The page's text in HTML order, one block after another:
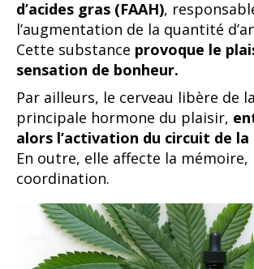
d’acides gras (FAAH),
l’augmentation de la quantité
Cette substance provoque le
sensation de bonheur.
Par ailleurs, le cerveau libère de
principale hormone du plaisir,
alors l’activation du circuit de la
En outre, elle affecte la mémoire,
coordination.